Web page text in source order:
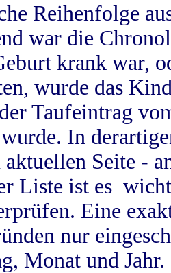
Reihenfolge
war die
krank war,
wurde das
Taufeintrag
In
Seite -
Liste ist es
Eine
nur
Monat und Jahr.